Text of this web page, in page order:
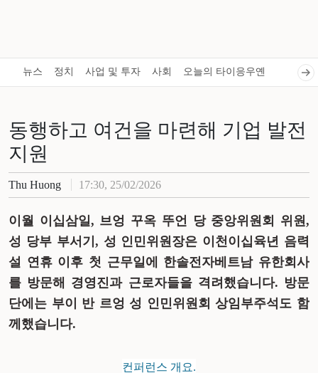
뉴스 정치 사업 및 투자 사회 오늘의 타이응우옌
동행하고 여건을 마련해 기업 발전
지원
Thu Huong 17:30, 25/02/2026
이월 이십삼일, 브엉 꾸옥 뚜언 당 중앙위원회 위원,
성 당부 부서기 , 성 인민위원장은 이천이십육년 음력
설 연휴 이후 첫 근무일에 한솔전자베트남 유한회사
를 방문해 경영진과 근로자들을 격려했습니다. 방문
단에는 부이 반 르엉 성 인민위원회 상임부주석도 함
께했습니다.
컨퍼런스 개요.